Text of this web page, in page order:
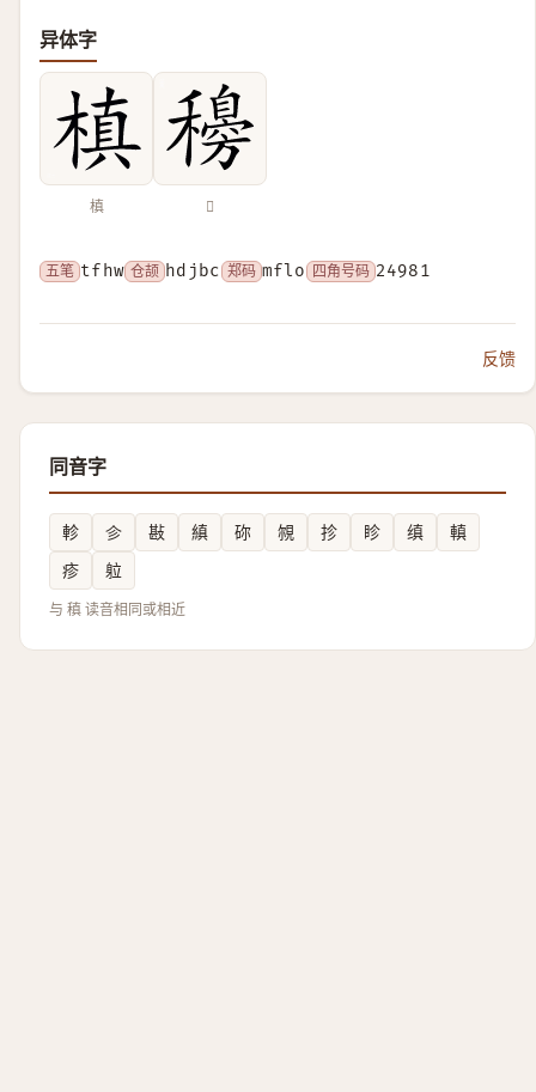
异体字
槙 𥣰
五笔 tfhw 仓颉 hdjbc 郑码 mflo 四角号码 24981
反馈
同音字
軫 㐱 㪛 縝 䂧 覙 抮 眕 缜
䡩
疹
䠴
与 稹 读音相同或相近